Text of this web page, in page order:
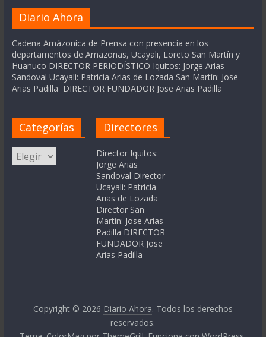
Diario Ahora
Cadena Amázonica de Prensa con presencia en los
departamentos de Amazonas, Ucayali, Loreto San Martín y
Huanuco DIRECTOR PERIODÍSTICO Iquitos: Jorge Arias
Sandoval Ucayali: Patricia Arias de Lozada San Martín: Jose
Arias Padilla DIRECTOR FUNDADOR Jose Arias Padilla
Categorías
Categorías
Directores
Director Iquitos:
Jorge Arias
Sandoval Director
Ucayali: Patricia
Arias de Lozada
Director San
Martín: Jose Arias
Padilla DIRECTOR
FUNDADOR Jose
Arias Padilla
Copyright © 2026 Diario Ahora. Todos los derechos
reservados.